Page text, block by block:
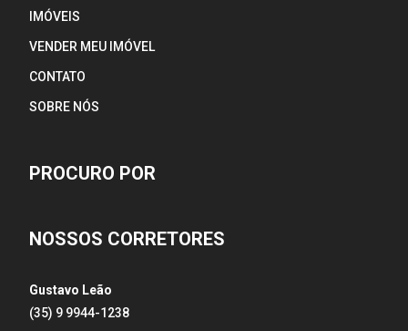
IMÓVEIS
VENDER MEU IMÓVEL
CONTATO
SOBRE NÓS
PROCURO POR
NOSSOS CORRETORES
Gustavo Leão
(35) 9 9944-1238